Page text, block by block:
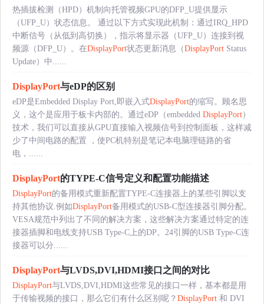
热插拔检测（HPD）机制向托管视频GPU的DFP_U提供显示
（UFP_U）状态信息。 通过以下方式实现此机制：通过IRQ_HPD
中断信号（从低到高切换），指示将显示器（UFP_U）连接到视
频源（DFP_U）。在DisplayPort状态更新消息（DisplayPort Status
Update）中......
DisplayPort与eDP的区别
eDP是Embedded Display Port,即嵌入式DisplayPort的缩写。顾名思
义，这个是应用于板卡内部的。通过eDP（embedded DisplayPort）
技术，我们可以直接从GPU直接输入视频信号到控制面板，这样减
少了中间电路的配置 ，使PC机特别是笔记本电脑理链路的省
电，......
DisplayPort的TYPE-C信号定义和配置功能描述
DisplayPort的备用模式重新配置TYPE-C连接器上的某些引脚以支
持其他协议.例如DisplayPort备用模式的USB-C型连接器引脚分配。
VESA规范中列出了不同的解决方案，这些解决方案通过特定的连
接器插脚和电线支持USB Type-C上的DP。24引脚的USB Type-C连
接器可以分......
DisplayPort与LVDS,DVI,HDMI接口之间的对比
DisplayPort与LVDS,DVI,HDMI这些常见的接口一样，基本都是用
于传输视频的接口，那么它们有什么区别呢？ DisplayPort 和 DVI